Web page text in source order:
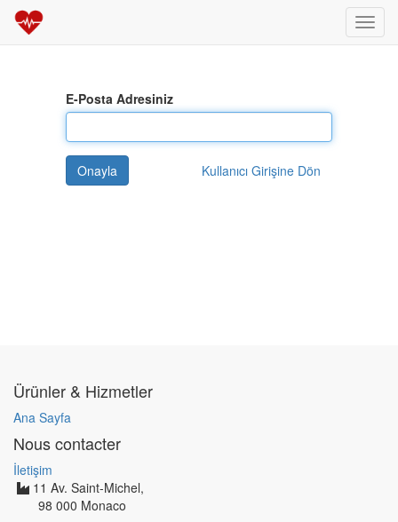
E-Posta Adresiniz
Kullanıcı Girişine Dön
Onayla
Ürünler & Hizmetler
Ana Sayfa
Nous contacter
İletişim
11 Av. Saint-Michel,
98 000 Monaco